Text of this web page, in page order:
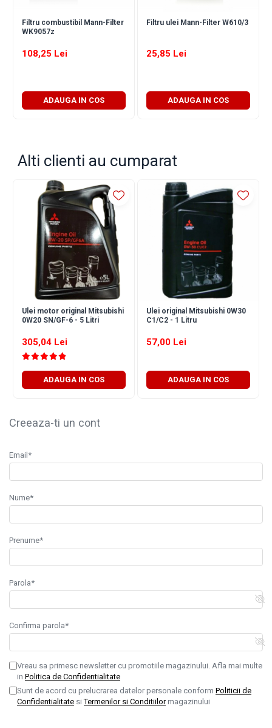
Pivot suspensie
Ambreiaj
► Accesorii auto
■ Tavite auto portbagaj
■ Covorase/presuri auto
■ Accesorii auto exterior
■ Intretinere auto
■ Electrice auto
■ Siguranta auto
■ Electrice
■ Truse si scule de mana
■ Capace roti
■ Stergatoare auto
■ Suporturi portbagaj
■ Consumabile service
■ Echipamente de ridicare
■ Produse sezoniere
■ Odorizanti auto
■ Carlige remorcare
■ Mobilier service
■ Scule de mana
■ Vulcanizare
■ Sistem AC
■ Ulei motor RAVENOL
■ Ulei motor LIQUI MOLY
Filtru combustibil Mann-Filter
WK9057z
108,25 Lei
ADAUGA IN COS
Filtru ulei Mann-Filter W610/3
25,85 Lei
ADAUGA IN COS
Alti clienti au cumparat
Ulei motor original Mitsubishi
0W20 SN/GF-6 - 5 Litri
305,04 Lei
ADAUGA IN COS
Ulei original Mitsubishi 0W30
C1/C2 - 1 Litru
57,00 Lei
ADAUGA IN COS
Creeaza-ti un cont
Email*
Nume*
Prenume*
Parola*
Confirma parola*
Vreau sa primesc newsletter cu promotiile magazinului. Afla mai multe
in Politica de Confidentialitate
Sunt de acord cu prelucrarea datelor personale conform Politicii de
Confidentialitate siTermenilor si Conditiilormagazinului